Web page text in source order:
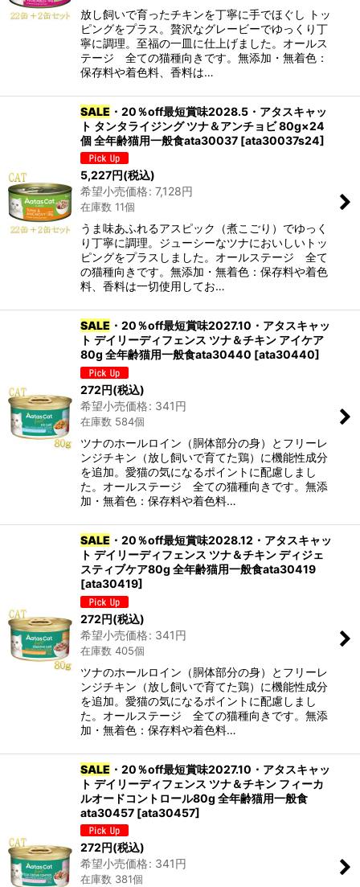
放し飼いで育ったチキンを丁寧に手でほぐし トッ
ピングをプラス。贅沢なグレービーでゆっくり丁
寧に調理。至福の一皿に仕上げました。オールス
テージ 全ての猫種向きです。無添加・無着色：
保存料や着色料、香料は…
SALE ・20％off最短賞味2028.5・アタスキャッ
ト タンタライジング ツナ＆アンチョビ 80g×24
個 全年齢猫用一般食ata30037 [ata30037s24]
5,227円(税込)
希望小売価格: 7,128円
在庫数 11個
うま味あふれるアスピック（煮こごり）でゆっく
り丁寧に調理。ジューシーなツナにおいしいトッ
ピングをプラスしました。オールステージ 全て
の猫種向きです。無添加・無着色：保存料や着色
料、香料は一切使用してお…
SALE ・20％off最短賞味2027.10・アタスキャッ
ト デイリーディフェンス ツナ＆チキン アイケア
80g 全年齢猫用一般食ata30440 [ata30440]
272円(税込)
希望小売価格: 341円
在庫数 584個
ツナのホールロイン（胴体部分の身）とフリーレ
ンジチキン（放し飼いで育てた鶏）に機能性成分
を追加。愛猫の気になるポイントに配慮しまし
た。オールステージ 全ての猫種向きです。無添
加・無着色：保存料や着色料…
SALE ・20％off最短賞味2028.12・アタスキャッ
ト デイリーディフェンス ツナ＆チキン ディジェ
スティブケア80g 全年齢猫用一般食ata30419
[ata30419]
272円(税込)
希望小売価格: 341円
在庫数 405個
ツナのホールロイン（胴体部分の身）とフリーレ
ンジチキン（放し飼いで育てた鶏）に機能性成分
を追加。愛猫の気になるポイントに配慮しまし
た。オールステージ 全ての猫種向きです。無添
加・無着色：保存料や着色料…
SALE ・20％off最短賞味2027.10・アタスキャッ
ト デイリーディフェンス ツナ＆チキン フィーカ
ルオードコントロール80g 全年齢猫用一般食
ata30457 [ata30457]
272円(税込)
希望小売価格: 341円
在庫数 381個